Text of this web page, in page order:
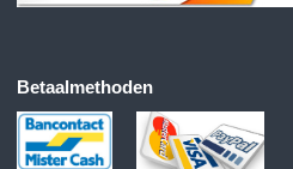
Betaalmethoden